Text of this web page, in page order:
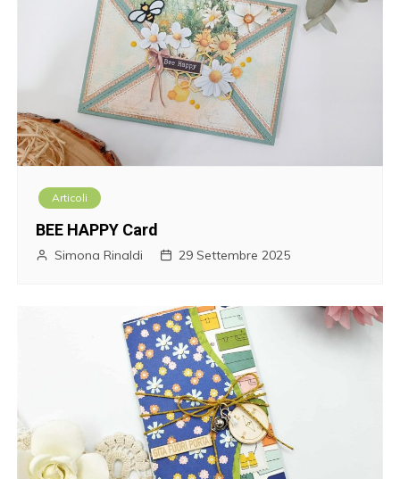
Articoli
BEE HAPPY Card
Simona Rinaldi 29 Settembre 2025